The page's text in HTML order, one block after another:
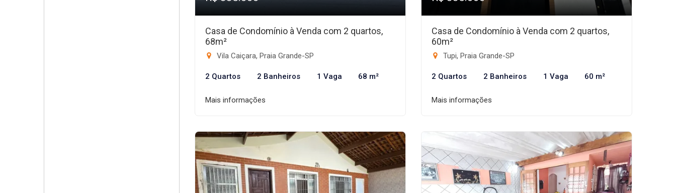
Casa de Condomínio à Venda com 2 quartos,
68m²
Vila Caiçara, Praia Grande-SP
2 Quartos 2 Banheiros 1 Vaga 68 m²
Mais informações
Casa de Condomínio à Venda com 2 quartos,
60m²
Tupi, Praia Grande-SP
2 Quartos 2 Banheiros 1 Vaga 60 m²
Mais informações